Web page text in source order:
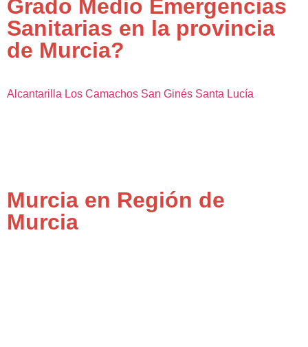
Grado Medio Emergencias
Sanitarias en la provincia
de Murcia?
Alcantarilla Los Camachos San Ginés Santa Lucía
Murcia en Región de
Murcia